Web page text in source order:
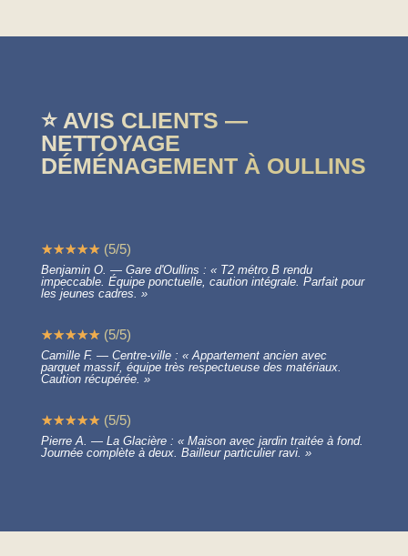
⭐ AVIS CLIENTS —
NETTOYAGE
DÉMÉNAGEMENT À OULLINS
☆☆☆☆☆ (5/5)
Benjamin O. — Gare d'Oullins : « T2 métro B rendu
impeccable. Équipe ponctuelle, caution intégrale. Parfait pour
les jeunes cadres. »
☆☆☆☆☆ (5/5)
Camille F. — Centre-ville : « Appartement ancien avec
parquet massif, équipe très respectueuse des matériaux.
Caution récupérée. »
☆☆☆☆☆ (5/5)
Pierre A. — La Glacière : « Maison avec jardin traitée à fond.
Journée complète à deux. Bailleur particulier ravi. »